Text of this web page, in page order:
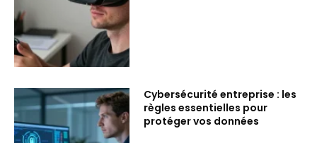
Cybersécurité entreprise : les
règles essentielles pour
protéger vos données